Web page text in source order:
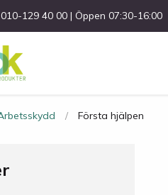
129 40 00 | Öppen 07:30-16:00
Första hjälpen